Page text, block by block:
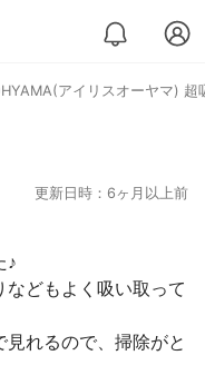
アイリスオーヤマ)
更新日時：6ヶ月以上前
♪
どもよく吸い取って
れるので、掃除がと